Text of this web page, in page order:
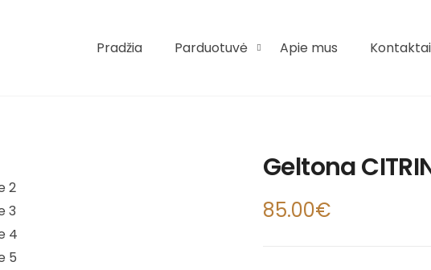
Pradžia Parduotuvė Apie mus Kontaktai
Geltona
85.00€